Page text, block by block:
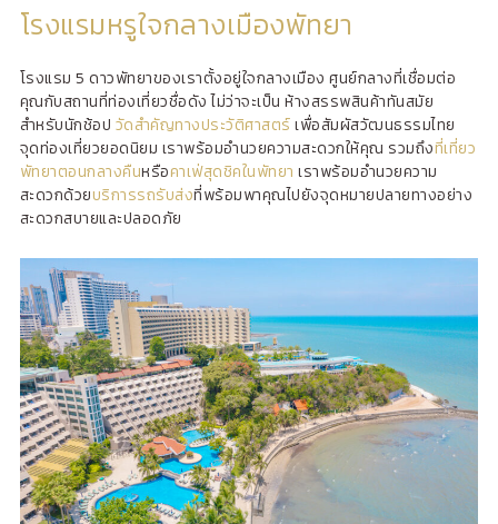
โรงแรมหรูใจกลางเมืองพัทยา
โรงแรม 5 ดาวพัทยาของเราตั้งอยู่ใจกลางเมือง ศูนย์กลางที่เชื่อมต่อ
คุณกับสถานที่ท่องเที่ยวชื่อดัง ไม่ว่าจะเป็น ห้างสรรพสินค้าทันสมัย
สำหรับนักช้อป วัดสำคัญทางประวัติศาสตร์เพื่อสัมผัสวัฒนธรรมไทย
จุดท่องเที่ยวยอดนิยม เราพร้อมอำนวยความสะดวกให้คุณ รวมถึงที่เที่ยว
พัทยาตอนกลางคืนหรือคาเฟ่สุดชิคในพัทยา เราพร้อมอำนวยความ
สะดวกด้วยบริการรถรับส่งที่พร้อมพาคุณไปยังจุดหมายปลายทางอย่าง
สะดวกสบายและปลอดภัย